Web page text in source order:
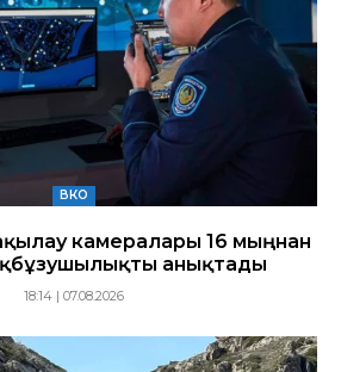
ВКО
камералары 16 мыңнан
анықтады
18:14 | 07.08.2026